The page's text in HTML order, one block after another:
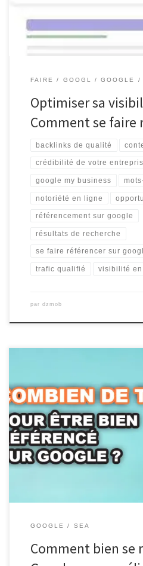
FAIRE GOOGL GOOGLE
Optimiser sa
Comment se
backlinks de qualité
crédibilité de votre
google my business
notoriété en ligne
référencement sur google
résultats de recherche
se faire référencer sur
trafic qualifié visibilité
par dzmob
Comment se référencer sur Google
améliorer votre visibilité en ligne
Google : Guide complet pour
référencement sur Google est
web cherchant à augmenter sa
GOOGLE SEA
Comment bien se